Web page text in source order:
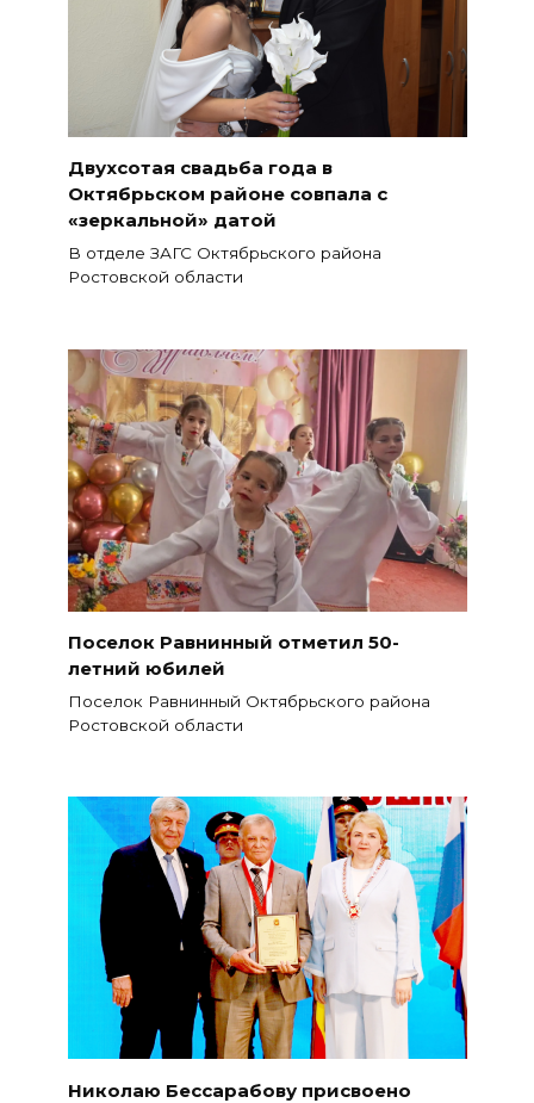
Двухсотая свадьба года в
Октябрьском районе совпала с
«зеркальной» датой
В отделе ЗАГС Октябрьского района
Ростовской области
Поселок Равнинный отметил 50-
летний юбилей
Поселок Равнинный Октябрьского района
Ростовской области
Николаю Бессарабову присвоено